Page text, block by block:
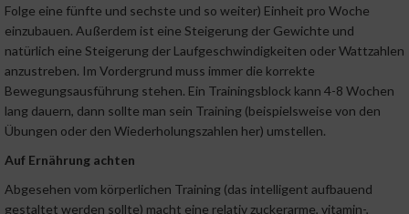
Folge eine fünfte und sechste und so weiter) Einheit pro Woche
einzubauen. Außerdem ist eine Steigerung der Gewichte und
natürlich eine Steigerung der Laufgeschwindigkeiten oder Wattzahlen
anzustreben. Im Vordergrund muss immer die korrekte
Bewegungsausführung stehen. Ein Trainingsblock kann 4-8 Wochen
lang dauern, dann sollte man sein Training (beispielsweise von den
Übungen oder den Wiederholungszahlen her) umstellen.
Auf Ernährung achten
Abgesehen vom körperlichen Training (das intelligent aufbauend
gestaltet werden sollte) macht eine relativ zuckerarme, vitamin-,